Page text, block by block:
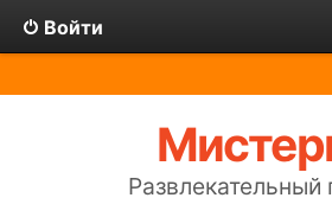
Войти
Развлекательный